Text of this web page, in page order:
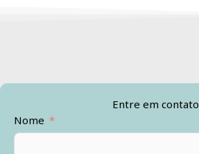
Entre em contato
Nome